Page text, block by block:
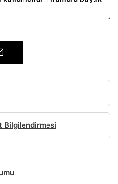
Bilgilendirmesi
Yap